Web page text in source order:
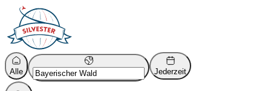
Alle Jederzeit